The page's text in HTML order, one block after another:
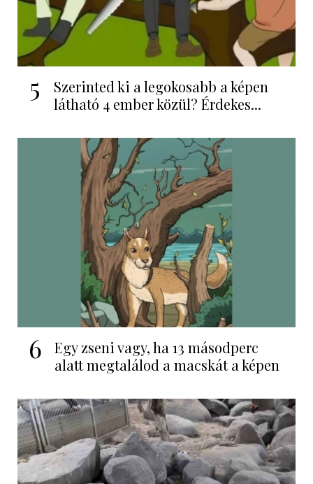
5
Szerinted ki a legokosabb a képen
látható 4 ember közül? Érdekes...
6
Egy zseni vagy, ha 13 másodperc
alatt megtalálod a macskát a képen